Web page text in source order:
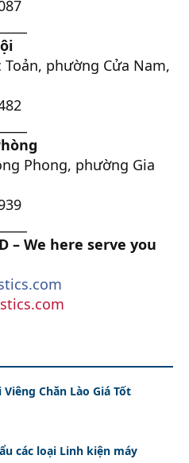
phường Cửa Nam,
Phong, phường Gia
– We here serve you
Chăn Lào Giá Tốt
các loại Linh kiện máy